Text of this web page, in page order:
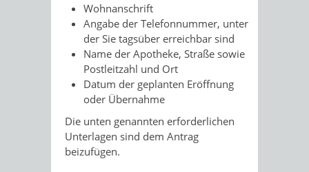
Wohnanschrift
Angabe der Telefonnummer, unter
der Sie tagsüber erreichbar sind
Name der Apotheke, Straße sowie
Postleitzahl und Ort
Datum der geplanten Eröffnung
oder Übernahme
Die unten genannten erforderlichen
Unterlagen sind dem Antrag
beizufügen.